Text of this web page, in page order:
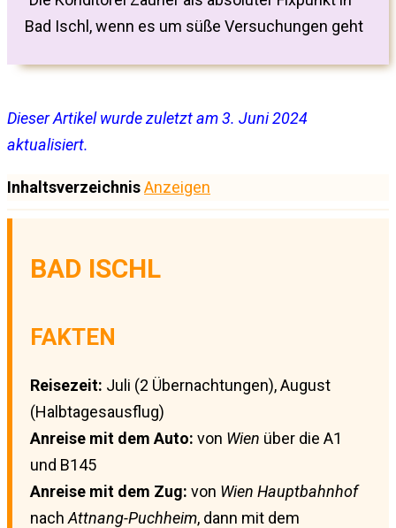
Bad Ischl, wenn es um süße Versuchungen geht
Dieser Artikel wurde zuletzt am 3. Juni 2024
aktualisiert.
InhaltsverzeichnisAnzeigen
BAD ISCHL
FAKTEN
Reisezeit: Juli (2 Übernachtungen), August
(Halbtagesausflug)
Anreise mit dem Auto: von Wien über die A1
und B145
Anreise mit dem Zug: von Wien Hauptbahnhof
nach Attnang-Puchheim, dann mit dem